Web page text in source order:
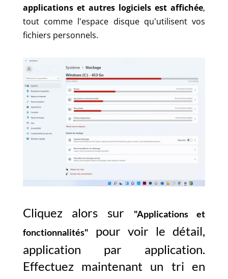
applications et autres logiciels est affichée,
tout comme l'espace disque qu'utilisent vos
fichiers personnels.
Cliquez alors sur
"Applications et
fonctionnalités"
pour voir le détail,
application par application.
Effectuez maintenant un tri en